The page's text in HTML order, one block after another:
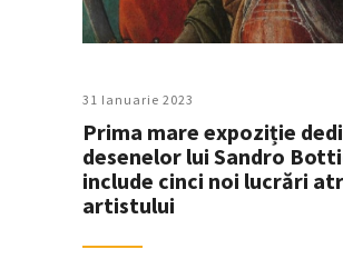
31 Ianuarie 2023
Prima mare expoziție
desenelor lui Sandro
include cinci noi lucrări
artistului